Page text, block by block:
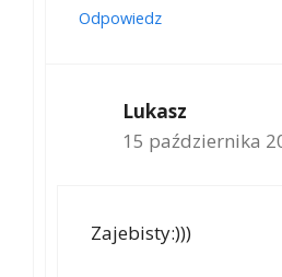
Odpowiedz
Lukasz
15 października
Zajebisty:)))